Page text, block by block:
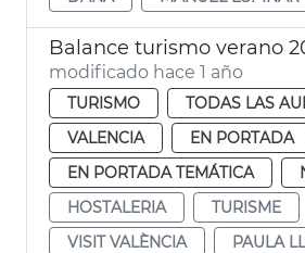
Balance turismo verano
modificado hace 1 año
TURISMO
TODAS LAS
VALENCIA
EN PORTADA
EN PORTADA TEMÁTICA
HOSTALERIA
TURISME
VISIT VALÈNCIA
PAULA